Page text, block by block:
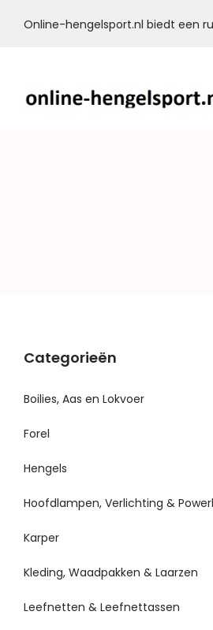
Online-hengelsport.nl biedt een
Categorieën
Boilies, Aas en Lokvoer
Forel
Hengels
Hoofdlampen, Verlichting &
Karper
Kleding, Waadpakken & Laarzen
Leefnetten & Leefnettassen